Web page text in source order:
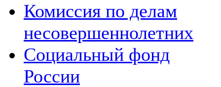
Комиссия по делам
несовершеннолетних
Социальный фонд
России